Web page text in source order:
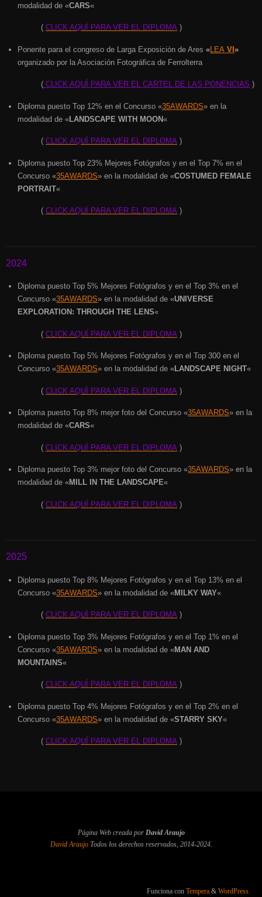
modalidad de «CARS«
( CLICK AQUÍ PARA VER EL DIPLOMA )
Ponente para el congreso de Larga Exposición de Ares«LEA VI»
organizado por la Asociación Fotográfica de Ferrolterra
( CLICK AQUÍ PARA VER EL CARTEL DE LAS PONENCIAS )
Diploma puesto Top 12% en el Concurso «35AWARDS» en la
modalidad de «LANDSCAPE WITH MOON«
( CLICK AQUÍ PARA VER EL DIPLOMA )
Diploma puesto Top 23% Mejores Fotógrafos y en el Top 7% en el
Concurso «35AWARDS» en la modalidad de «COSTUMED FEMALE
PORTRAIT«
( CLICK AQUÍ PARA VER EL DIPLOMA )
2024
Diploma puesto Top 5% Mejores Fotógrafos y en el Top 3% en el
Concurso «35AWARDS» en la modalidad de «UNIVERSE
EXPLORATION: THROUGH THE LENS«
( CLICK AQUÍ PARA VER EL DIPLOMA )
Diploma puesto Top 5% Mejores Fotógrafos y en el Top 300 en el
Concurso «35AWARDS» en la modalidad de «LANDSCAPE NIGHT«
( CLICK AQUÍ PARA VER EL DIPLOMA )
Diploma puesto Top 8% mejor foto del Concurso «35AWARDS» en la
modalidad de «CARS«
( CLICK AQUÍ PARA VER EL DIPLOMA )
Diploma puesto Top 3% mejor foto del Concurso «35AWARDS» en la
modalidad de «MILL IN THE LANDSCAPE«
( CLICK AQUÍ PARA VER EL DIPLOMA )
2025
Diploma puesto Top 8% Mejores Fotógrafos y en el Top 13% en el
Concurso «35AWARDS» en la modalidad de «MILKY WAY«
( CLICK AQUÍ PARA VER EL DIPLOMA )
Diploma puesto Top 3% Mejores Fotógrafos y en el Top 1% en el
Concurso «35AWARDS» en la modalidad de «MAN AND
MOUNTAINS«
( CLICK AQUÍ PARA VER EL DIPLOMA )
Diploma puesto Top 4% Mejores Fotógrafos y en el Top 2% en el
Concurso «35AWARDS» en la modalidad de «STARRY SKY«
( CLICK AQUÍ PARA VER EL DIPLOMA )
Página Web creada porDavid Araujo
David AraujoTodos los derechos reservados, 2014-2024.
Funciona con Tempera & WordPress.